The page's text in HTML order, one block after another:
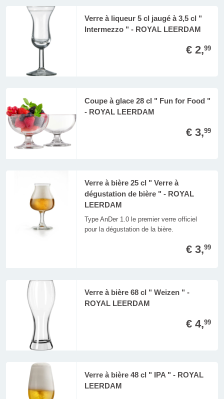
Verre à liqueur 5 cl jaugé à 3,5 cl "
Intermezzo " - ROYAL LEERDAM
€ 2,99
Coupe à glace 28 cl " Fun for Food "
- ROYAL LEERDAM
€ 3,99
Verre à bière 25 cl " Verre à
dégustation de bière " - ROYAL
LEERDAM
Type AnDer 1.0 le premier verre officiel
pour la dégustation de la bière.
€ 3,99
Verre à bière 68 cl " Weizen " -
ROYAL LEERDAM
€ 4,99
Verre à bière 48 cl " IPA " - ROYAL
LEERDAM